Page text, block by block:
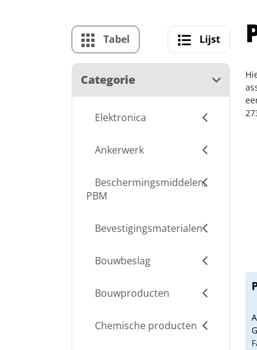
Tabel Lijst
Categorie
Elektronica
Ankerwerk
Beschermingsmiddelen,
PBM
Bevestigingsmaterialen
Bouwbeslag
Bouwproducten
Chemische producten